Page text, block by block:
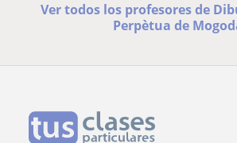
Ver todos los profesores de
Perpètua de